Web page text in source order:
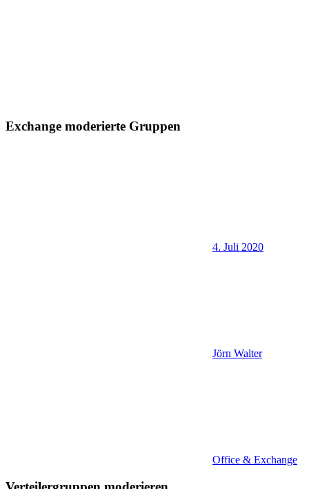
Exchange moderierte Gruppen
4. Juli 2020
Jörn Walter
Office & Exchange